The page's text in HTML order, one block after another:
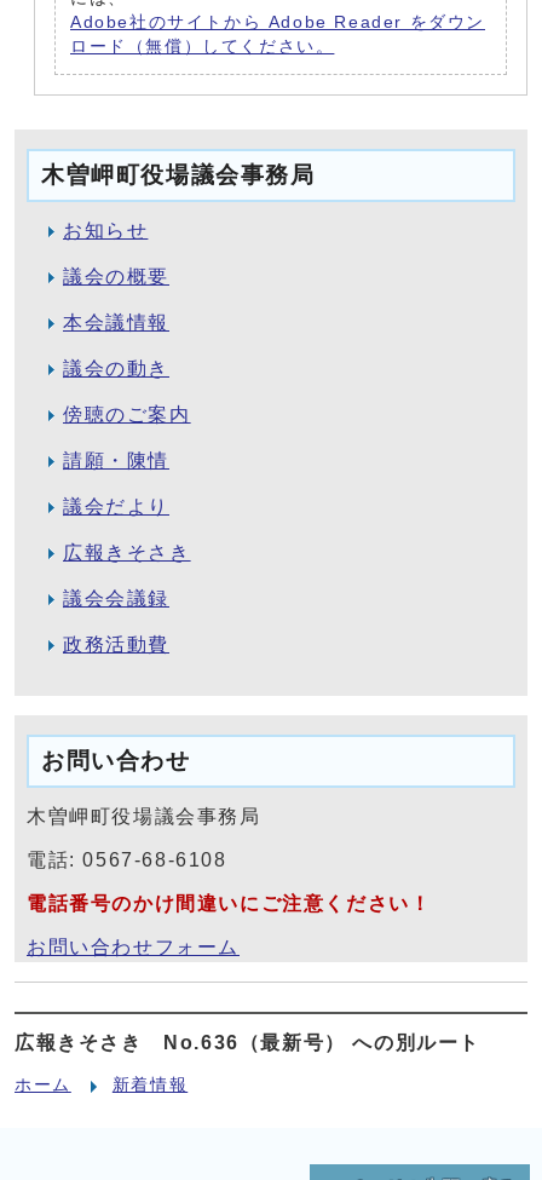
Adobe社のサイトから Adobe Reader をダウン
ロード（無償）してください。
木曽岬町役場議会事務局
お知らせ
議会の概要
本会議情報
議会の動き
傍聴のご案内
請願・陳情
議会だより
広報きそさき
議会会議録
政務活動費
お問い合わせ
木曽岬町役場議会事務局
電話: 0567-68-6108
電話番号のかけ間違いにご注意ください！
お問い合わせフォーム
広報きそさき No.636（最新号） への別ルート
ホーム 新着情報